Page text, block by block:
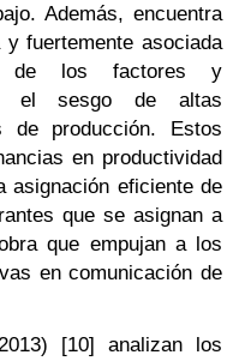
Además, encuentra
fuertemente asociada
de los factores y
el sesgo de altas
de producción. Estos
en productividad
asignación eficiente de
que se asignan a
que empujan a los
en comunicación de
[10] analizan los